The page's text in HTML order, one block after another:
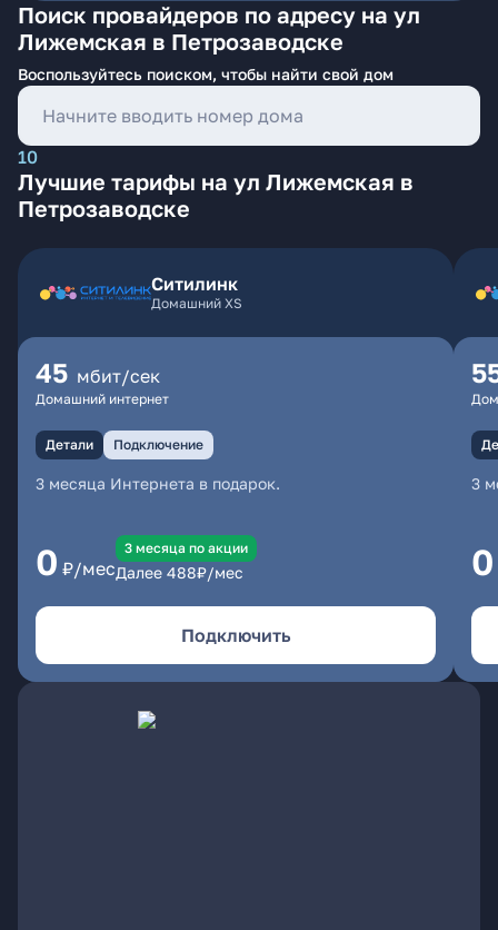
Поиск провайдеров по адресу на ул
Лижемская в Петрозаводске
Воспользуйтесь поиском, чтобы найти свой дом
10
Лучшие тарифы на ул Лижемская в
Петрозаводске
Ситилинк
Домашний XS
45 мбит/сек
Домашний интернет
Детали Подключение
3 месяца Интернета в подарок.
0 ₽/мес
3 месяцa по акции
Далее 488₽/мес
Подключить
3
0